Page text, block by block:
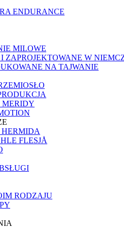
ENDURANCE
MILOWE
ZAPROJEKTOWANE W
NA TAJWANIE
MERIDY
HERMIDA
FLESJÅ
RODZAJU